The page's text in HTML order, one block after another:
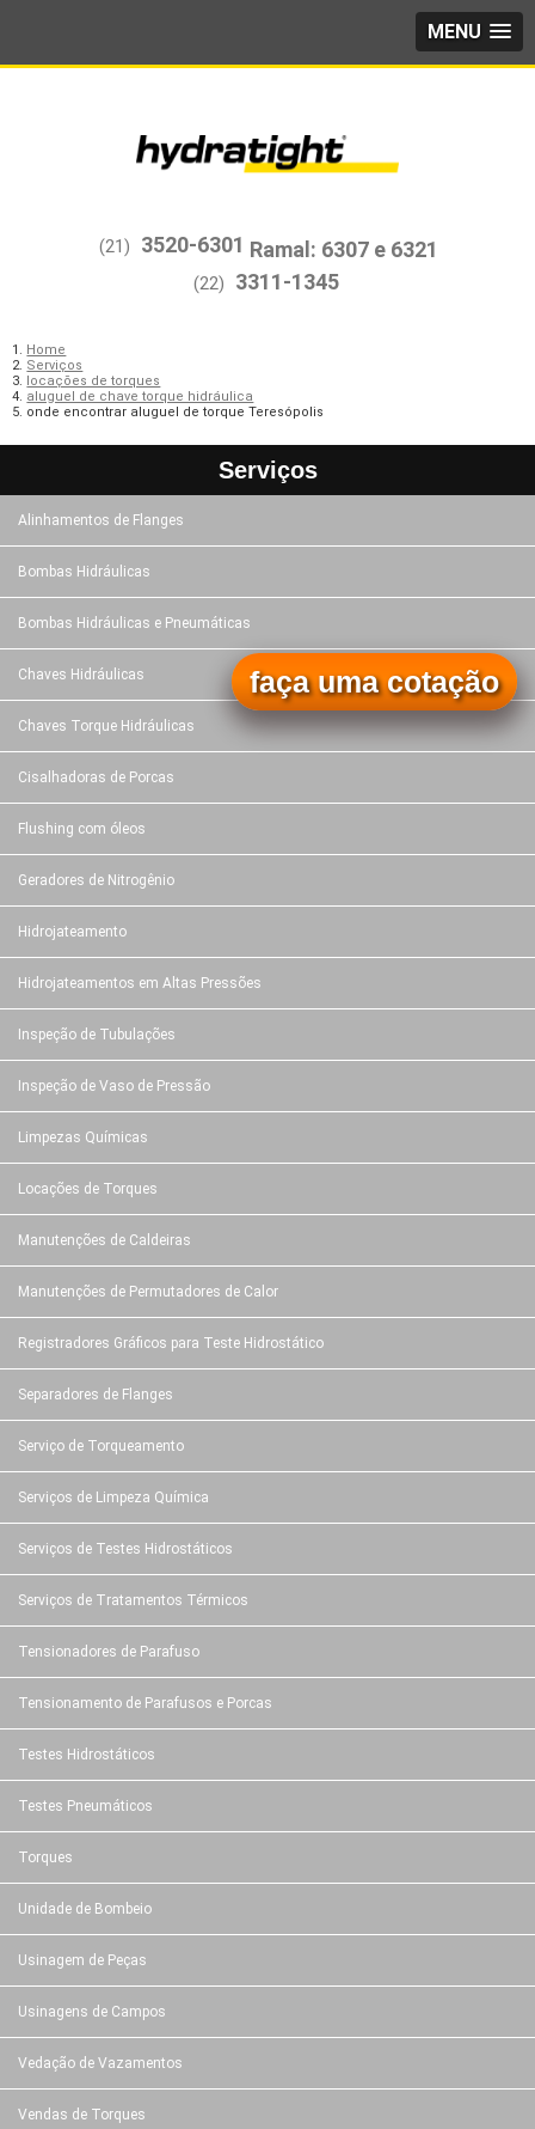
MENU
(21) 3520-6301
(22) 3311-1345
Home
Serviços
locações de torques
aluguel de chave torque hidráulica
onde encontrar aluguel de torque Teresópolis
Serviços
Alinhamentos de Flanges
Bombas Hidráulicas
Bombas Hidráulicas e Pneumáticas
Chaves Hidráulicas
Chaves Torque Hidráulicas
Cisalhadoras de Porcas
Flushing com óleos
Geradores de Nitrogênio
Hidrojateamento
Hidrojateamentos em Altas Pressões
Inspeção de Tubulações
Inspeção de Vaso de Pressão
Limpezas Químicas
Locações de Torques
Manutenções de Caldeiras
Manutenções de Permutadores de Calor
Registradores Gráficos para Teste Hidrostático
Separadores de Flanges
Serviço de Torqueamento
Serviços de Limpeza Química
Serviços de Testes Hidrostáticos
Serviços de Tratamentos Térmicos
Tensionadores de Parafuso
Tensionamento de Parafusos e Porcas
Testes Hidrostáticos
Testes Pneumáticos
Torques
Unidade de Bombeio
Usinagem de Peças
Usinagens de Campos
Vedação de Vazamentos
Vendas de Torques
faça uma cotação